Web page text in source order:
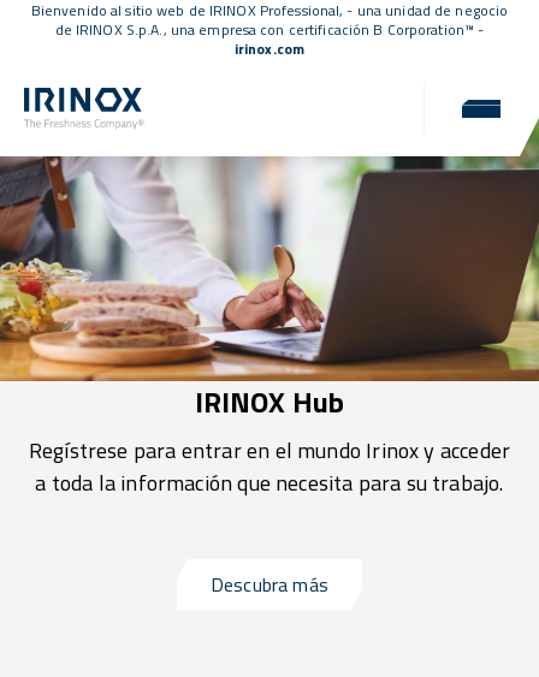
Bienvenido al sitio web de IRINOX Professional, - una unidad de negocio
de IRINOX S.p.A., una empresa con certificación B Corporation™ -
irinox.com
IRINOX Hub
Regístrese para entrar en el mundo Irinox y acceder
a toda la información que necesita para su trabajo.
Descubra más